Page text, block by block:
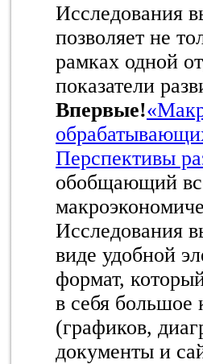
Исследования
позволяет не
рамках одной
показатели
Впервые!
Перспективы
обобщающий
Исследования
виде удобной
формат,
в себя большое
(графиков,
документы и